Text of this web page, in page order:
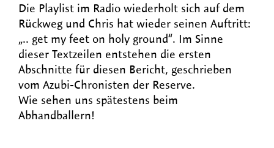
Die Playlist im Radio wiederholt sich auf dem
Rückweg und Chris hat wieder seinen Auftritt:
„.. get my feet on holy ground“. Im Sinne
dieser Textzeilen entstehen die ersten
Abschnitte für diesen Bericht, geschrieben
vom Azubi-Chronisten der Reserve.
Wie sehen uns spätestens beim
Abhandballern!